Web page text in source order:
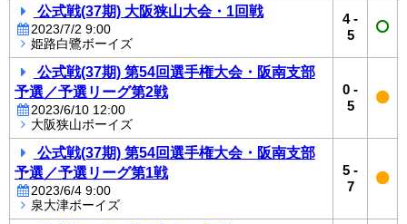
公式戦(37期) 大阪狭山大会・1回戦
2023/7/2 9:00
姫路白鷺ボーイズ
4-
5
公式戦(37期) 第54回選手権大会・阪南支部
予選／予選リーグ第2戦
2023/6/10 12:00
大阪狭山ボーイズ
0 -
5
公式戦(37期) 第54回選手権大会・阪南支部
予選／予選リーグ第1戦
2023/6/4 9:00
泉大津ボーイズ
5 -
7